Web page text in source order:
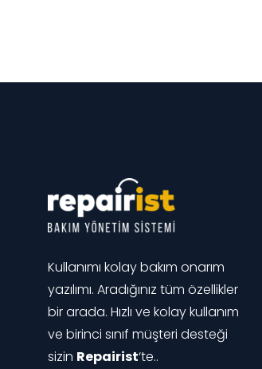
Kullanımı kolay bakım onarım
yazılımı. Aradığınız tüm özellikler
bir arada. Hızlı ve kolay kullanım
ve birinci sınıf müşteri desteği
sizin Repairist‘te..